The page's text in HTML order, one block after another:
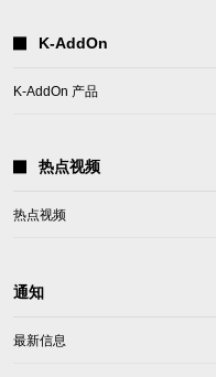
K-AddOn
K-AddOn 产品
热点视频
热点视频
通知
最新信息